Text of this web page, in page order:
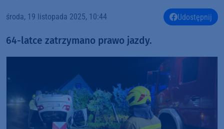
środa, 19 listopada 2025, 10:44 Udostępnij
64-latce zatrzymano prawo jazdy.